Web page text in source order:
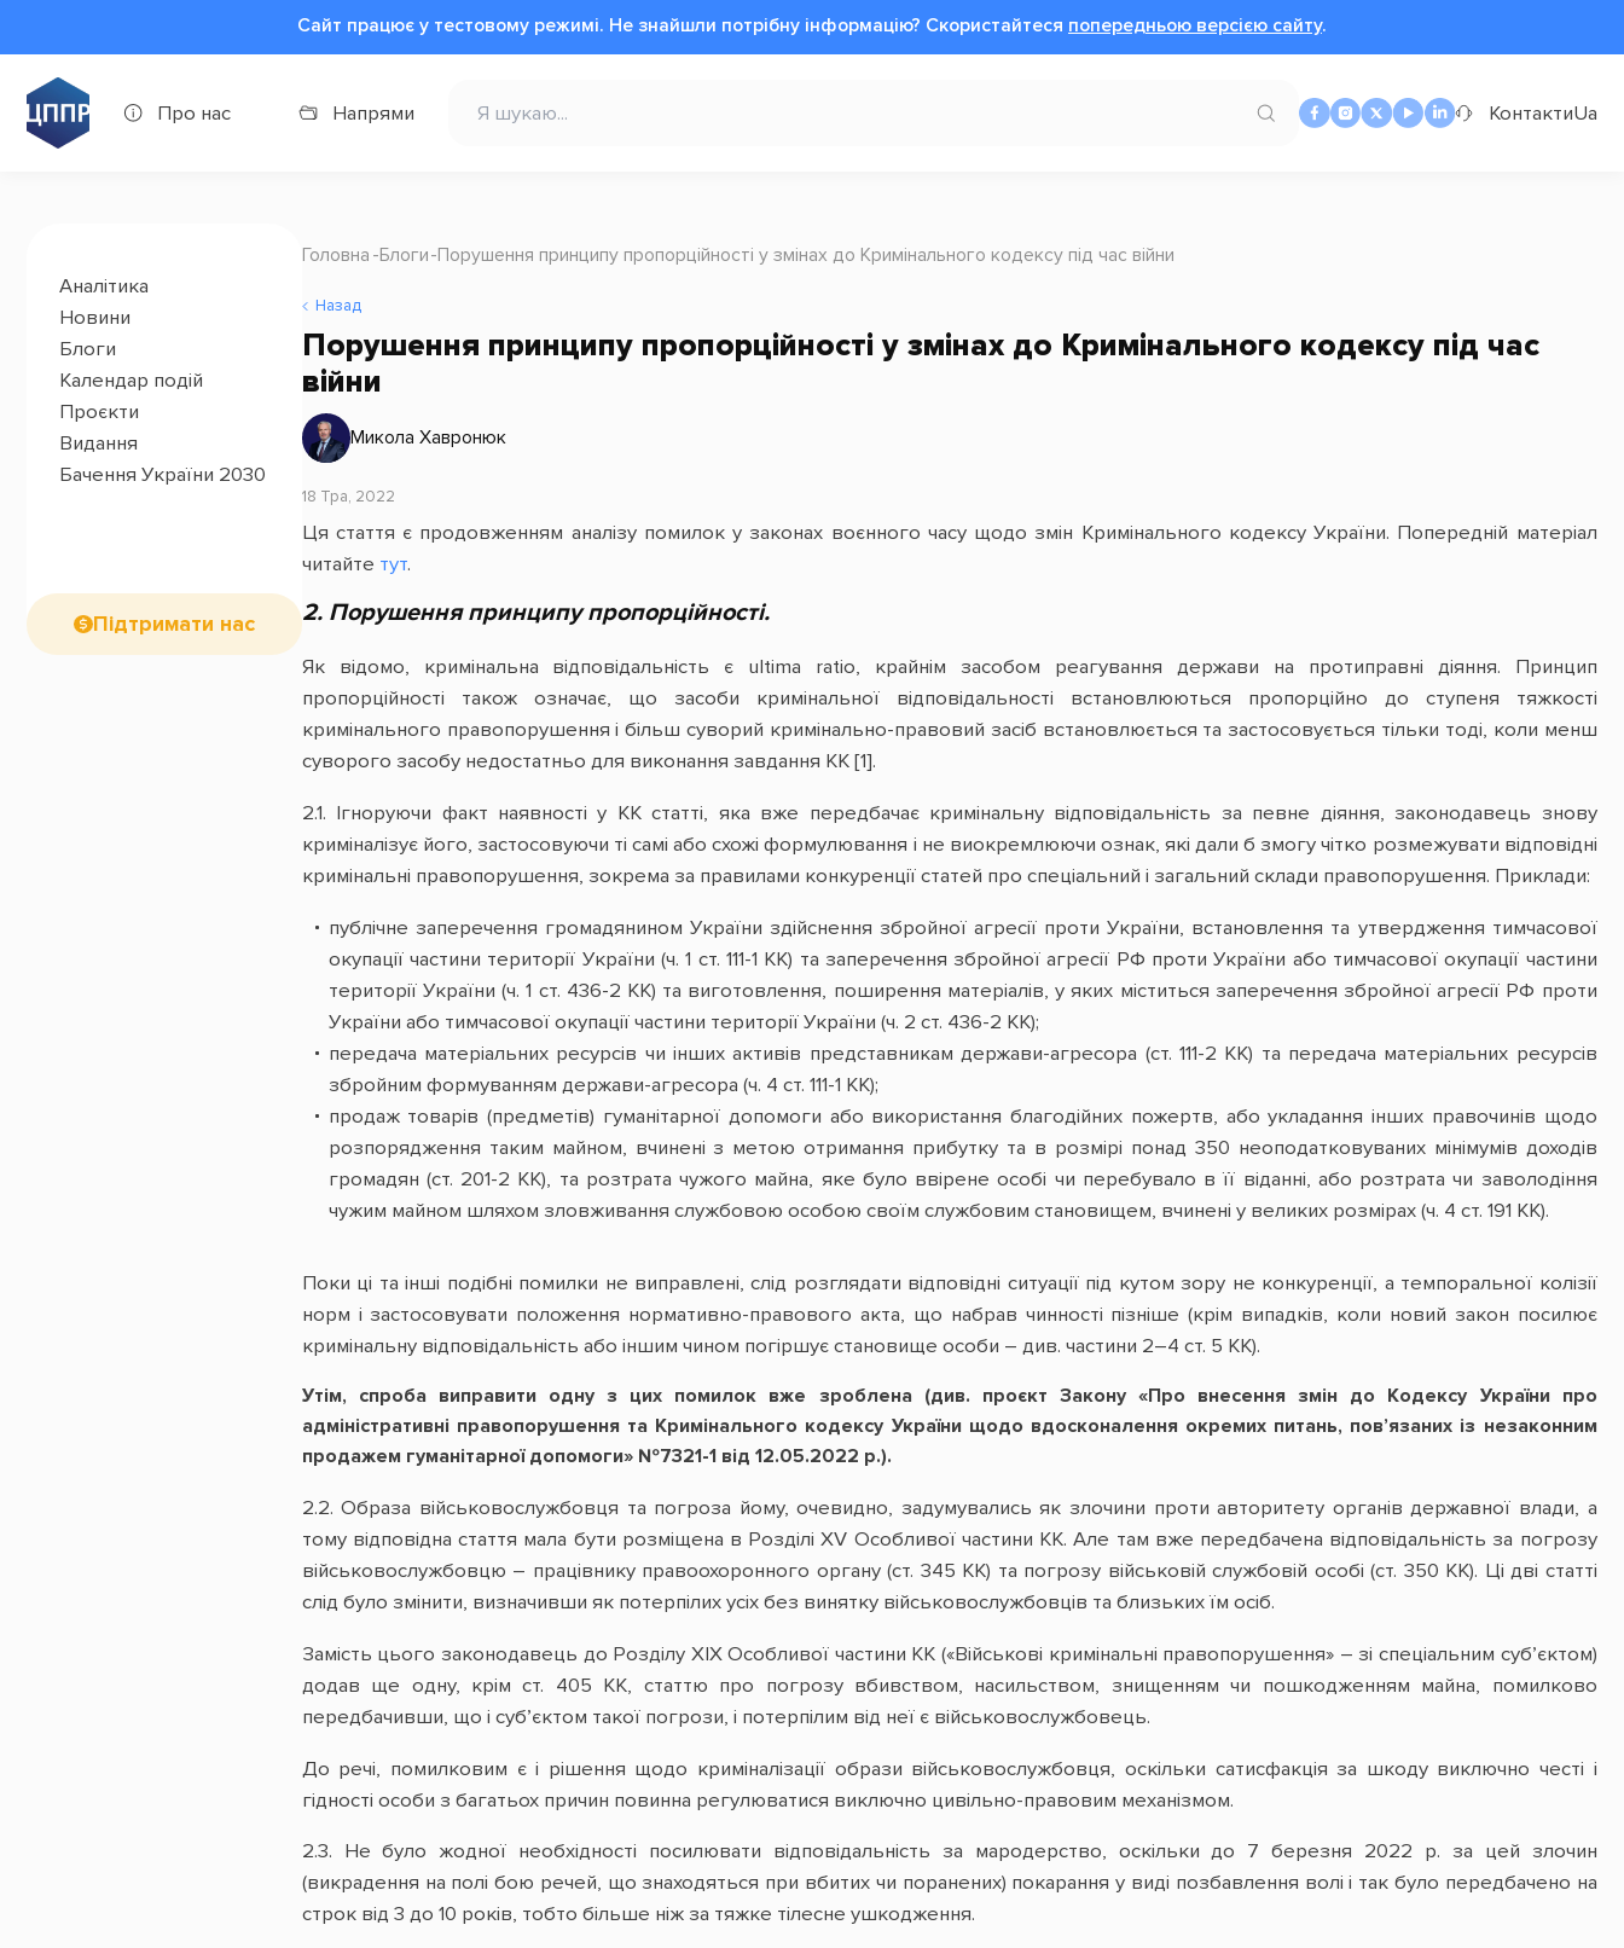
Сайт працює у тестовому режимі. Не знайшли потрібну інформацію? Cкористайтеся попередньою версією сайту.
Про нас Напрями КонтактиUa
Аналітика
Новини
Блоги
Календар подій
Проєкти
Видання
Бачення України 2030
Підтримати нас
Головна Блоги Порушення принципу пропорційності у змінах до Кримінального кодексу під час війни
Назад
Порушення принципу пропорційності у змінах до Кримінального кодексу під час
війни
Микола Хавронюк
18 Тра, 2022
Ця стаття є продовженням аналізу помилок у законах воєнного часу щодо змін Кримінального кодексу України. Попередній матеріал
читайте тут.
2. Порушення принципу пропорційності.
Як відомо, кримінальна відповідальність є ultima ratio, крайнім засобом реагування держави на протиправні діяння. Принцип
пропорційності також означає, що засоби кримінальної відповідальності встановлюються пропорційно до ступеня тяжкості
кримінального правопорушення і більш суворий кримінально-правовий засіб встановлюється та застосовується тільки тоді, коли менш
суворого засобу недостатньо для виконання завдання КК [1].
2.1. Ігноруючи факт наявності у КК статті, яка вже передбачає кримінальну відповідальність за певне діяння, законодавець знову
криміналізує його, застосовуючи ті самі або схожі формулювання і не виокремлюючи ознак, які дали б змогу чітко розмежувати відповідні
кримінальні правопорушення, зокрема за правилами конкуренції статей про спеціальний і загальний склади правопорушення. Приклади:
публічне заперечення громадянином України здійснення збройної агресії проти України, встановлення та утвердження тимчасової
окупації частини території України (ч. 1 ст. 111-1 КК) та заперечення збройної агресії РФ проти України або тимчасової окупації частини
території України (ч. 1 ст. 436-2 КК) та виготовлення, поширення матеріалів, у яких міститься заперечення збройної агресії РФ проти
України або тимчасової окупації частини території України (ч. 2 ст. 436-2 КК);
передача матеріальних ресурсів чи інших активів представникам держави-агресора (ст. 111-2 КК) та передача матеріальних ресурсів
збройним формуванням держави-агресора (ч. 4 ст. 111-1 КК);
продаж товарів (предметів) гуманітарної допомоги або використання благодійних пожертв, або укладання інших правочинів щодо
розпорядження таким майном, вчинені з метою отримання прибутку та в розмірі понад 350 неоподатковуваних мінімумів доходів
громадян (ст. 201-2 КК), та розтрата чужого майна, яке було ввірене особі чи перебувало в її віданні, або розтрата чи заволодіння
чужим майном шляхом зловживання службовою особою своїм службовим становищем, вчинені у великих розмірах (ч. 4 ст. 191 КК).
Поки ці та інші подібні помилки не виправлені, слід розглядати відповідні ситуації під кутом зору не конкуренції, а темпоральної колізії
норм і застосовувати положення нормативно-правового акта, що набрав чинності пізніше (крім випадків, коли новий закон посилює
кримінальну відповідальність або іншим чином погіршує становище особи – див. частини 2–4 ст. 5 КК).
Утім, спроба виправити одну з цих помилок вже зроблена (див. проєкт Закону «Про внесення змін до Кодексу України про
адміністративні правопорушення та Кримінального кодексу України щодо вдосконалення окремих питань, пов’язаних із незаконним
продажем гуманітарної допомоги» №7321-1 від 12.05.2022 р.).
2.2. Образа військовослужбовця та погроза йому, очевидно, задумувались як злочини проти авторитету органів державної влади, а
тому відповідна стаття мала бути розміщена в Розділі XV Особливої частини КК. Але там вже передбачена відповідальність за погрозу
військовослужбовцю – працівнику правоохоронного органу (ст. 345 КК) та погрозу військовій службовій особі (ст. 350 КК). Ці дві статті
слід було змінити, визначивши як потерпілих усіх без винятку військовослужбовців та близьких їм осіб.
Замість цього законодавець до Розділу XIX Особливої частини КК («Військові кримінальні правопорушення» – зі спеціальним суб’єктом)
додав ще одну, крім ст. 405 КК, статтю про погрозу вбивством, насильством, знищенням чи пошкодженням майна, помилково
передбачивши, що і суб’єктом такої погрози, і потерпілим від неї є військовослужбовець.
До речі, помилковим є і рішення щодо криміналізації образи військовослужбовця, оскільки сатисфакція за шкоду виключно честі і
гідності особи з багатьох причин повинна регулюватися виключно цивільно-правовим механізмом.
2.3. Не було жодної необхідності посилювати відповідальність за мародерство, оскільки до 7 березня 2022 р. за цей злочин
(викрадення на полі бою речей, що знаходяться при вбитих чи поранених) покарання у виді позбавлення волі і так було передбачено на
строк від 3 до 10 років, тобто більше ніж за тяжке тілесне ушкодження.